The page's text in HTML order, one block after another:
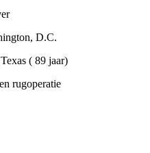
D.C.
( 89 jaar)
rugoperatie